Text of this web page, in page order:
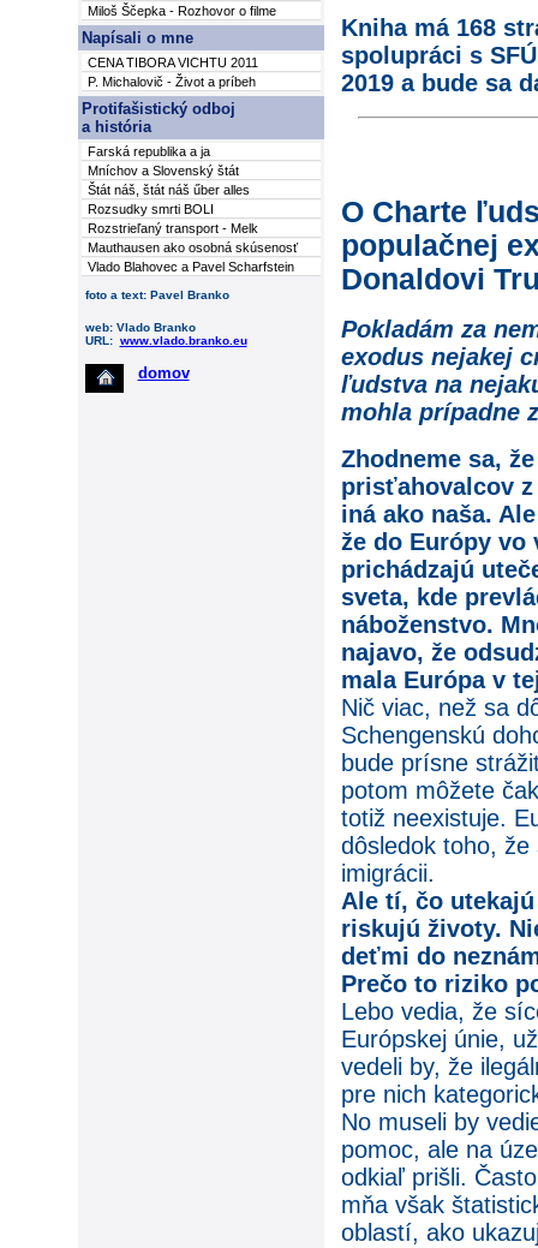
Miloš Ščepka - Rozhovor o filme
Napísali o mne
CENA TIBORA VICHTU 2011
P. Michalovič - Život a príbeh
Protifašistický odboj
a história
Farská republika a ja
Mníchov a Slovenský štát
Štát náš, štát náš űber alles
Rozsudky smrti BOLI
Rozstrieľaný transport - Melk
Mauthausen ako osobná skúsenosť
Vlado Blahovec a Pavel Scharfstein
foto a text: Pavel Branko
web: Vlado Branko
URL: www.vlado.branko.eu
domov
Kniha má 168
spolupráci s
2019 a bude sa
O Charte
populačnej
Donaldovi
Pokladám za
exodus nejakej
ľudstva na
mohla prípadne
Zhodneme sa,
prisťahovalcov
iná ako naša.
že do Európy
prichádzajú
sveta, kde
náboženstvo.
najavo, že
mala Európa v
Nič viac, než sa
Schengenskú
bude prísne
potom môžete
totiž neexistuje.
dôsledok toho, že
imigrácii.
Ale tí, čo
riskujú životy.
deťmi do
Prečo to riziko
Lebo vedia, že
Európskej únie,
vedeli by, že
pre nich
No museli by
pomoc, ale na
odkiaľ prišli.
mňa však
oblastí, ako